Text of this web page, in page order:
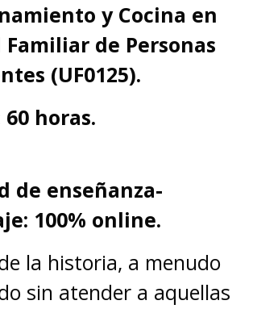
y Cocina en
de Personas
(UF0125).
horas.
de enseñanza-
100% online.
la historia, a menudo
sin atender a aquellas